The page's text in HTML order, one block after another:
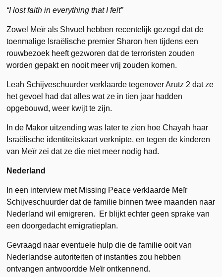
“I lost faith in everything that I felt”
Zowel Meïr als Shvuel hebben recentelijk gezegd dat de
toenmalige Israëlische premier Sharon hen tijdens een
rouwbezoek heeft gezworen dat de terroristen zouden
worden gepakt en nooit meer vrij zouden komen.
Leah Schijveschuurder verklaarde tegenover Arutz 2 dat ze
het gevoel had dat alles wat ze in tien jaar hadden
opgebouwd, weer kwijt te zijn.
In de Makor uitzending was later te zien hoe Chayah haar
Israëlische identiteitskaart verknipte, en tegen de kinderen
van Meïr zei dat ze die niet meer nodig had.
Nederland
In een interview met Missing Peace verklaarde Meïr
Schijveschuurder dat de familie binnen twee maanden naar
Nederland wil emigreren. Er blijkt echter geen sprake van
een doorgedacht emigratieplan.
Gevraagd naar eventuele hulp die de familie ooit van
Nederlandse autoriteiten of instanties zou hebben
ontvangen antwoordde Meïr ontkennend.